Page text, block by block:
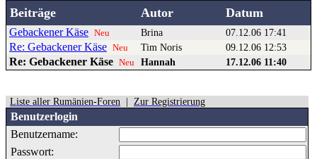
Beiträge Autor Datum
Gebackener Käse Neu Brina 07.12.06 17:41
Re: Gebackener Käse Neu Tim Noris 09.12.06 12:53
Re: Gebackener Käse Neu Hannah 17.12.06 11:40
Liste aller Rumänien-Foren Zur Registrierung
Benutzerlogin
Benutzername:
Passwort: